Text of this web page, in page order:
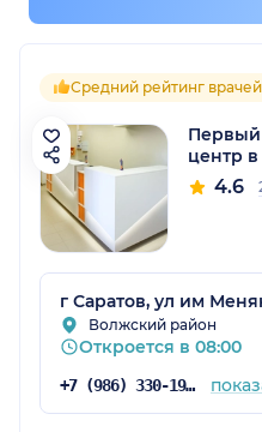
Средний рейтинг
Первый
центр
4.6
г Саратов, ул им
Волжский район
Откроется в 08:00
+7 (986) 330-19-25